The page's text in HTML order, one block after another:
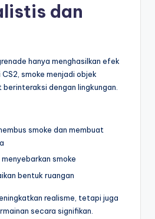
dan
hanya menghasilkan efek
smoke menjadi objek
dengan lingkungan.
smoke dan membuat
smoke
bentuk ruangan
realisme, tetapi juga
secara signifikan.